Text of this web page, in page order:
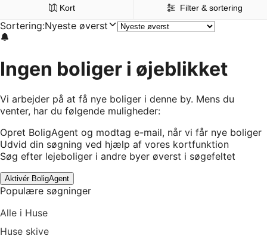
Kort Filter & sortering
Sortering:Nyeste øverst
Ingen boliger i øjeblikket
Vi arbejder på at få nye boliger i denne by. Mens du
venter, har du følgende muligheder:
Opret BoligAgent og modtag e-mail, når vi får nye boliger
Udvid din søgning ved hjælp af vores kortfunktion
Søg efter lejeboliger i andre byer øverst i søgefeltet
Aktivér BoligAgent
Populære søgninger
Alle i Huse
Huse skive